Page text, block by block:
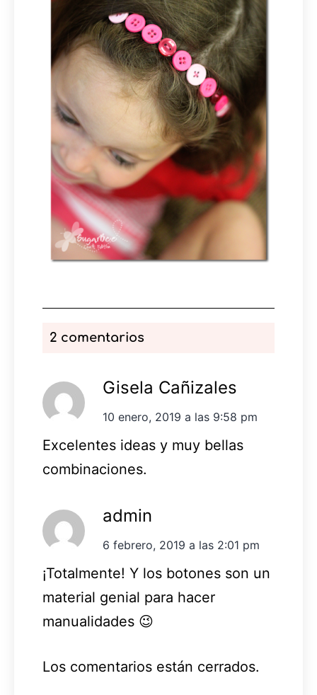
2 comentarios
Gisela Cañizales
10 enero, 2019 a las 9:58 pm
Excelentes ideas y muy bellas
combinaciones.
admin
6 febrero, 2019 a las 2:01 pm
¡Totalmente! Y los botones son un
material genial para hacer
manualidades 😉
Los comentarios están cerrados.